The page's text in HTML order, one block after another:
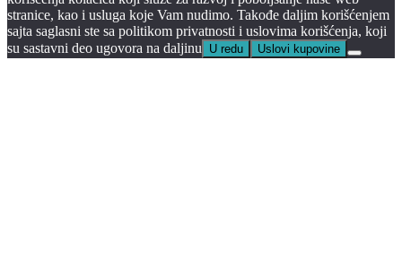
stranice, kao i usluga koje Vam nudimo. Takođe daljim korišćenjem
sajta saglasni ste sa politikom privatnosti i uslovima korišćenja, koji
su sastavni deo ugovora na daljinu
U redu Uslovi kupovine